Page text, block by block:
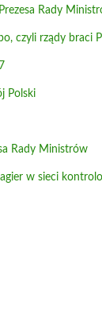
Rady
czyli rządy braci
Polski
Rady Ministrów
w sieci